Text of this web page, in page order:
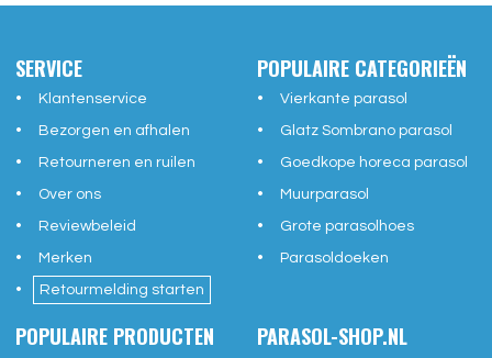
SERVICE
Klantenservice
Bezorgen en afhalen
Retourneren en ruilen
Over ons
Reviewbeleid
Merken
Retourmelding starten
POPULAIRE CATEGORIEËN
Vierkante parasol
Glatz Sombrano parasol
Goedkope horeca parasol
Muurparasol
Grote parasolhoes
Parasoldoeken
POPULAIRE PRODUCTEN PARASOL-SHOP.NL